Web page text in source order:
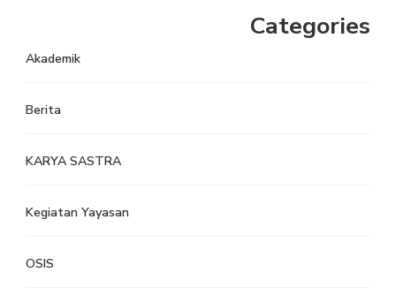
Categories
Akademik
Berita
KARYA SASTRA
Kegiatan Yayasan
OSIS